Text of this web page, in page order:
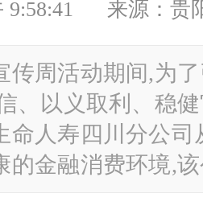
9:58:41 来源：
传周活动期间,为
、以义取利、稳
命人寿四川分公
的金融消费环境,